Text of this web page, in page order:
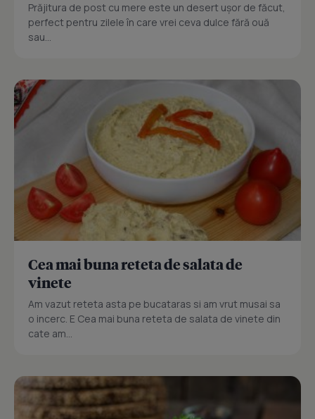
Prăjitura de post cu mere este un desert ușor de făcut,
perfect pentru zilele în care vrei ceva dulce fără ouă
sau...
Cea mai buna reteta de salata de
vinete
Am vazut reteta asta pe bucataras si am vrut musai sa
o incerc. E Cea mai buna reteta de salata de vinete din
cate am...